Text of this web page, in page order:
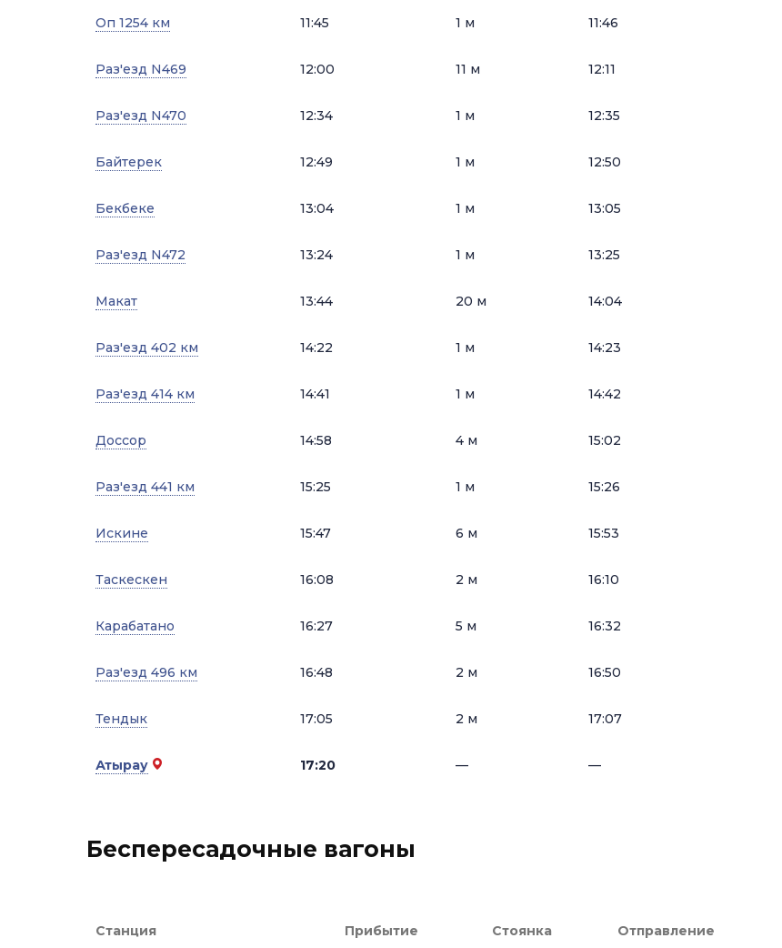
Оп 1254 км 11:45 1 м 11:46
Раз'езд N469 12:00 11 м 12:11
Раз'езд N470 12:34 1 м 12:35
Байтерек 12:49 1 м 12:50
Бекбеке 13:04 1 м 13:05
Раз'езд N472 13:24 1 м 13:25
Макат 13:44 20 м 14:04
Раз'езд 402 км 14:22 1 м 14:23
Раз'езд 414 км 14:41 1 м 14:42
Доссор 14:58 4 м 15:02
Раз'езд 441 км 15:25 1 м 15:26
Искине 15:47 6 м 15:53
Таскескен 16:08 2 м 16:10
Карабатано 16:27 5 м 16:32
Раз'езд 496 км 16:48 2 м 16:50
Тендык 17:05 2 м 17:07
Атырау 17:20 — —
Беспересадочные вагоны
Станция Прибытие Стоянка Отправление